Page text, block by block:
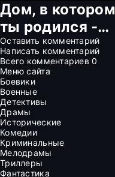
Дом, в котором
ты родился -
твоя судьба
Оставить комментарий
Написать комментарий
Всего комментариев0
Меню сайта
Боевики
Военные
Детективы
Драмы
Исторические
Комедии
Криминальные
Мелодрамы
Триллеры
Фантастика